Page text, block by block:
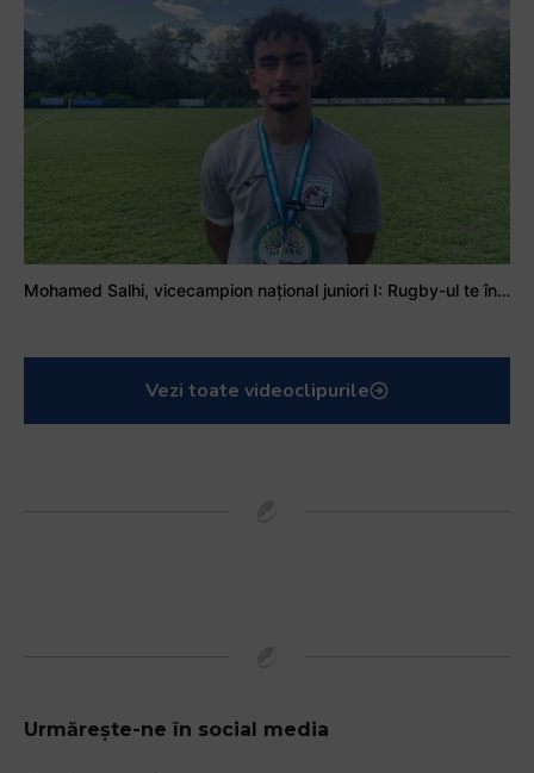
Mohamed Salhi, vicecampion național juniori I: Rugby-ul te învață să accepți și înfrângerile
Vezi toate videoclipurile
Urmărește-ne în social media